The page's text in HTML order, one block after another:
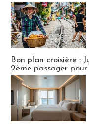
Bon plan croisière :
2ème passager